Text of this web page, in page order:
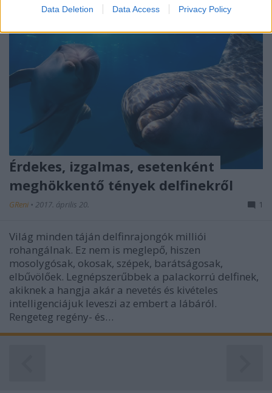
Data Deletion Data Access Privacy Policy
Érdekes, izgalmas, esetenként
meghökkentő tények delfinekről
GReni • 2017. április 20. 1
Világ minden táján delfinrajongók milliói
rohangálnak. Ez nem is meglepő, hiszen
mosolygósak, okosak, szépek, barátságosak,
elbűvölőek. Legnépszerűbbek a palackorrú delfinek,
akiknek a hangja akár a nevetés és kivételes
intelligenciájuk leveszi az embert a lábáról.
Rengeteg regény- és…